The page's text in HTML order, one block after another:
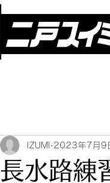
長水路練
IZUMI 2023年7月9